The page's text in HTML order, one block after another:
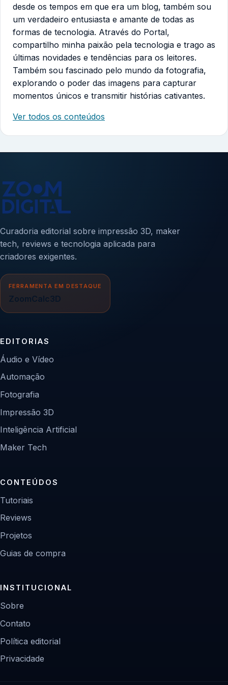
desde os tempos em que era um blog, também sou
um verdadeiro entusiasta e amante de todas as
formas de tecnologia. Através do Portal,
compartilho minha paixão pela tecnologia e trago as
últimas novidades e tendências para os leitores.
Também sou fascinado pelo mundo da fotografia,
explorando o poder das imagens para capturar
momentos únicos e transmitir histórias cativantes.
Ver todos os conteúdos
Curadoria editorial sobre impressão 3D, maker
tech, reviews e tecnologia aplicada para
criadores exigentes.
FERRAMENTA EM DESTAQUE
ZoomCalc3D
EDITORIAS
Áudio e Vídeo
Automação
Fotografia
Impressão 3D
Inteligência Artificial
Maker Tech
CONTEÚDOS
Tutoriais
Reviews
Projetos
Guias de compra
INSTITUCIONAL
Sobre
Contato
Política editorial
Privacidade